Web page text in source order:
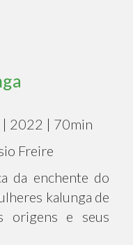
| 2022 | 70min
Freire
da enchente do
kalunga de
origens e seus